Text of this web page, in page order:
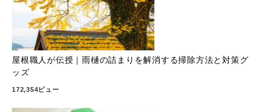
屋根職人が伝授｜雨樋の詰まりを解消する掃除方法と対策グ
ッズ
172,354ビュー